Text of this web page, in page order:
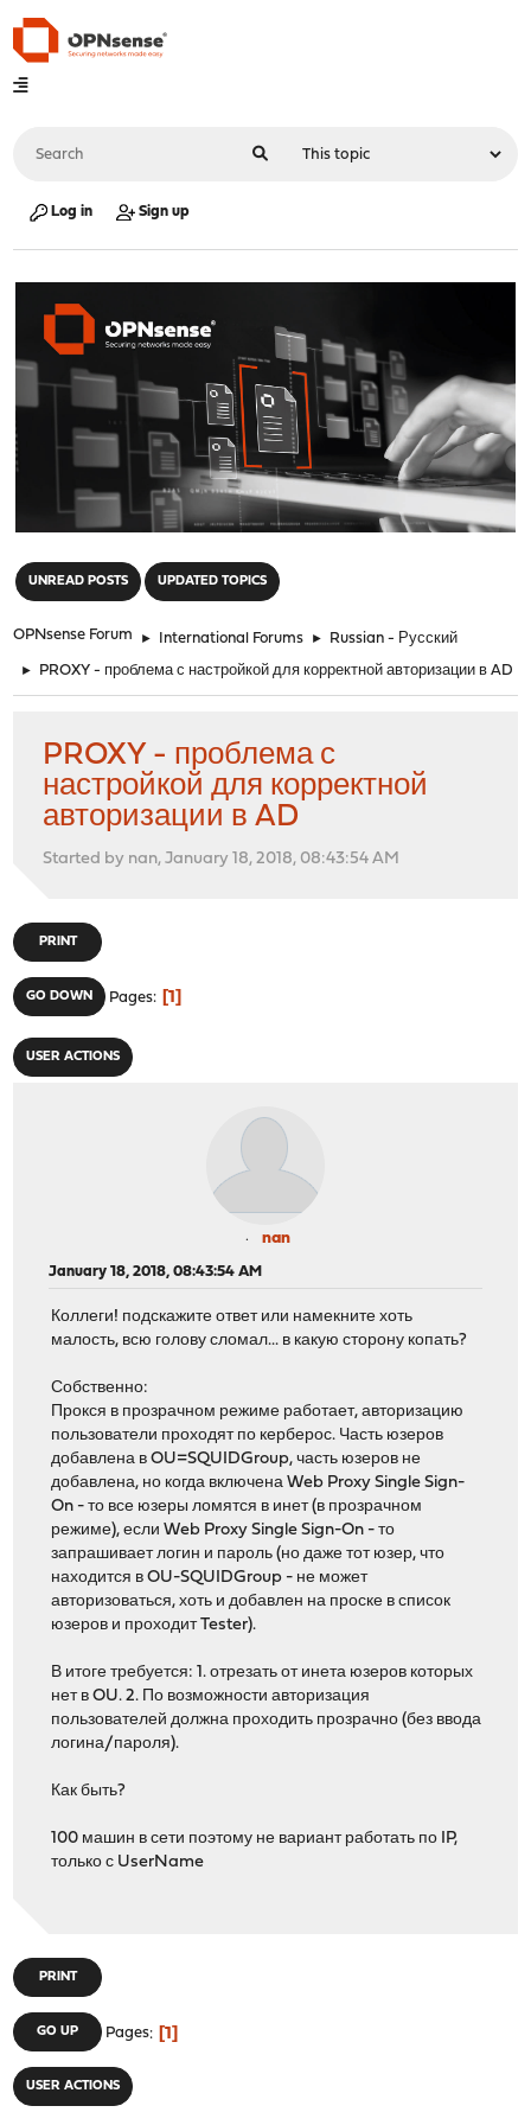
Log in Sign up
UNREAD POSTS UPDATED TOPICS
OPNsense Forum ► International Forums ► Russian - Русский
► PROXY - проблема с настройкой для корректной авторизации в AD
PROXY - проблема с
настройкой для корректной
авторизации в AD
Started by nan, January 18, 2018, 08:43:54 AM
PRINT
GO DOWN Pages 1
USER ACTIONS
nan
January 18, 2018, 08:43:54 AM
Коллеги! подскажите ответ или намекните хоть
малость, всю голову сломал... в какую сторону копать?
Собственно:
Прокся в прозрачном режиме работает, авторизацию
пользователи проходят по керберос. Часть юзеров
добавлена в OU=SQUIDGroup, часть юзеров не
добавлена, но когда включена Web Proxy Single Sign-
On - то все юзеры ломятся в инет (в прозрачном
режиме), если Web Proxy Single Sign-On - то
запрашивает логин и пароль (но даже тот юзер, что
находится в OU-SQUIDGroup - не может
авторизоваться, хоть и добавлен на проске в список
юзеров и проходит Tester).
В итоге требуется: 1. отрезать от инета юзеров которых
нет в OU. 2. По возможности авторизация
пользователей должна проходить прозрачно (без ввода
логина/пароля).
Как быть?
100 машин в сети поэтому не вариант работать по IP,
только с UserName
PRINT
GO UP Pages 1
USER ACTIONS